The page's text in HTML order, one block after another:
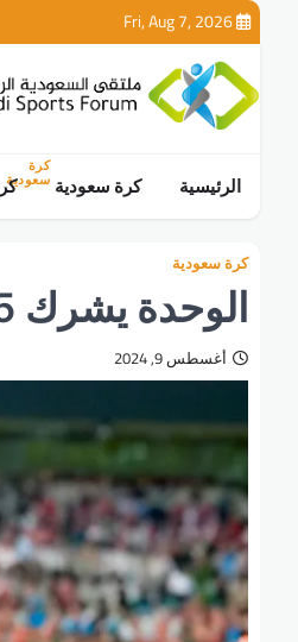
content
Fri, Aug 7, 2026
الرئيسية كرة سعودية
كرة
سعودية
كرة سعودية
الوحدة يشرك 5 لاعبين جدد أمام غرناطة
أغسطس 9, 2024